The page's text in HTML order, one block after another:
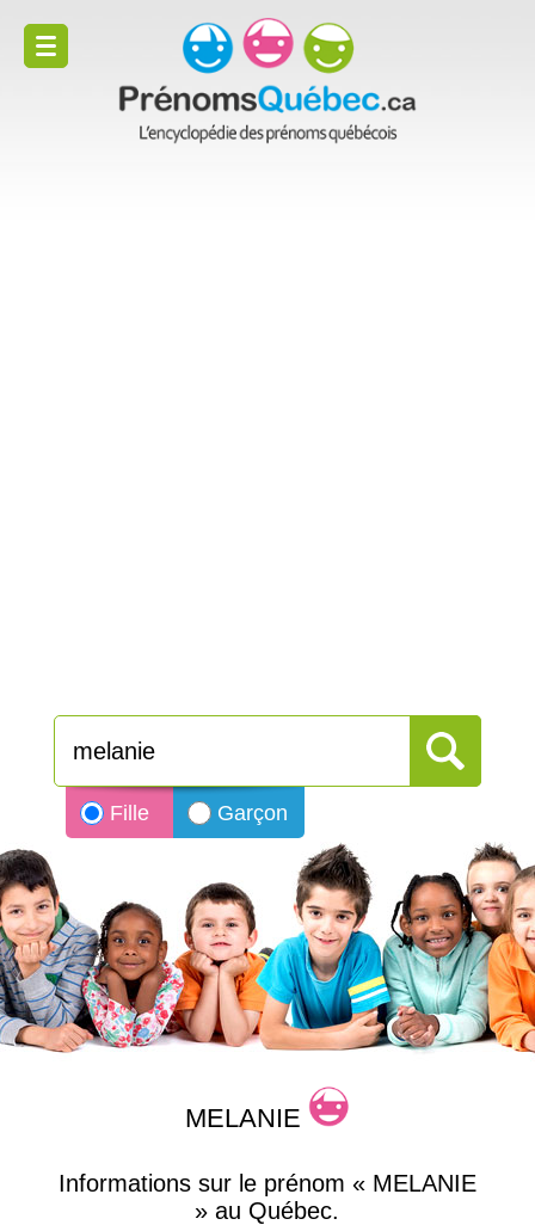
Fille Garçon
MELANIE
Informations sur le prénom « MELANIE
» au Québec.